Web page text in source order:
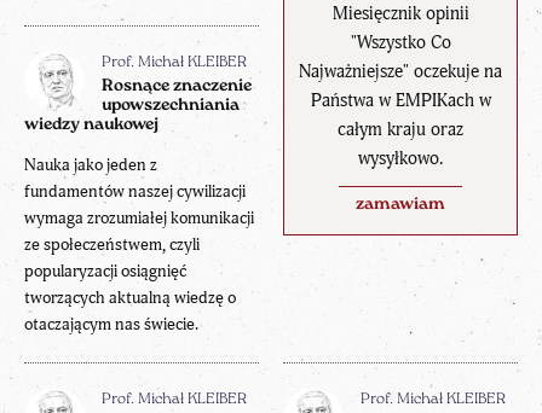
Miesięcznik opinii
"Wszystko Co
Najważniejsze" oczekuje na
Państwa w EMPIKach w
całym kraju oraz
wysyłkowo.
zamawiam
Prof. Michał KLEIBER
Rosnące znaczenie
upowszechniania
wiedzy naukowej
Nauka jako jeden z
fundamentów naszej cywilizacji
wymaga zrozumiałej komunikacji
ze społeczeństwem, czyli
popularyzacji osiągnięć
tworzących aktualną wiedzę o
otaczającym nas świecie.
Prof. Michał KLEIBER Prof. Michał KLEIBER